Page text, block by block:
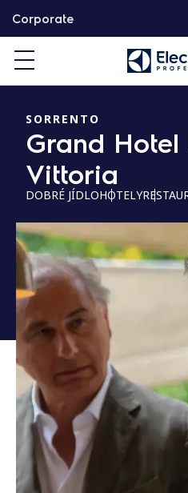
k
Corporate
SORRENTO
Grand Hotel
Vittoria
DOBRÉ JÍDLOHOTELY